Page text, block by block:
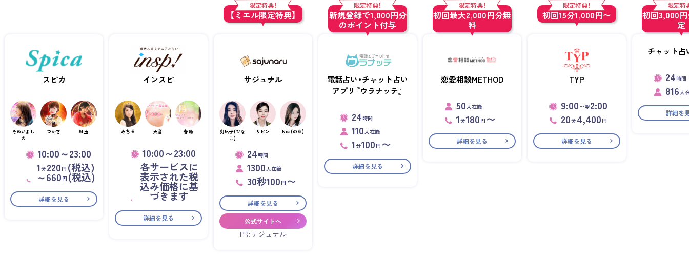
スピカ
そめいよし
の
つかさ 紅玉
10:00～23:00
1分220 円 (税込)
～660 円 (税込)
詳細を見る
インスピ
みちる 天音 春陽
10:00～23:00
各サービスに
表示された税
込み価格に基
づきます
詳細を見る
限定特典！
【ミエル限定特典】
サジュナル
灯凪子(ひな
こ)
サビン Noa(のあ)
24 時間
1300人在籍
30秒100 円 〜
詳細を見る
公式サイトへ
PR:サジュナル
限定特典！
新規登録で1,000円分
のポイント付与
電話占い・チャット占い
アプリ『ウラナッテ』
24 時間
110人在籍
1分100 円 〜
詳細を見る
限定特典！
初回最大2,000円分無
料
恋愛相談METHOD
50人在籍
1分180 円 〜
詳細を見る
限定特典！
初回15分1,000円〜
TYP
9:00 〜翌2:00
20分4,400 円
詳細を見る
限定特
初回3,000
定
チャット占
24 時間
816人
詳細を